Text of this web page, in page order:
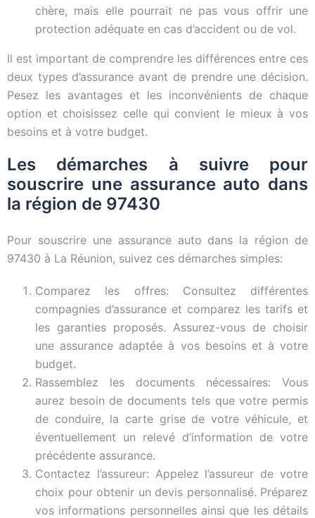
chère, mais elle pourrait ne pas vous offrir une
protection adéquate en cas d’accident ou de vol.
Il est important de comprendre les différences entre ces
deux types d’assurance avant de prendre une décision.
Pesez les avantages et les inconvénients de chaque
option et choisissez celle qui convient le mieux à vos
besoins et à votre budget.
Les démarches à suivre pour
souscrire une assurance auto dans
la région de 97430
Pour souscrire une assurance auto dans la région de
97430 à La Réunion, suivez ces démarches simples:
Comparez les offres: Consultez différentes
compagnies d’assurance et comparez les tarifs et
les garanties proposés. Assurez-vous de choisir
une assurance adaptée à vos besoins et à votre
budget.
Rassemblez les documents nécessaires: Vous
aurez besoin de documents tels que votre permis
de conduire, la carte grise de votre véhicule, et
éventuellement un relevé d’information de votre
précédente assurance.
Contactez l’assureur: Appelez l’assureur de votre
choix pour obtenir un devis personnalisé. Préparez
vos informations personnelles ainsi que les détails